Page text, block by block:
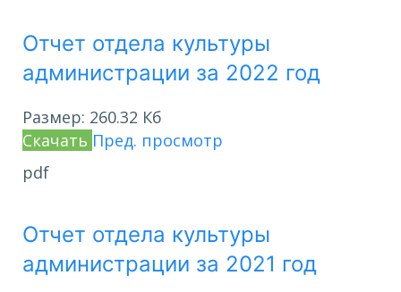
Отчет отдела культуры
администрации за 2022 год
Размер: 260.32 Кб
Скачать Пред. просмотр
pdf
Отчет отдела культуры
администрации за 2021 год